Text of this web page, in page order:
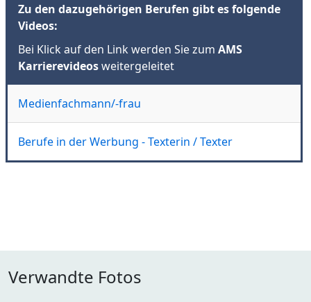
Zu den dazugehörigen Berufen gibt es folgende
Videos:
Bei Klick auf den Link werden Sie zum AMS
Karrierevideosweitergeleitet
Medienfachmann/-frau
Berufe in der Werbung - Texterin / Texter
Verwandte Fotos